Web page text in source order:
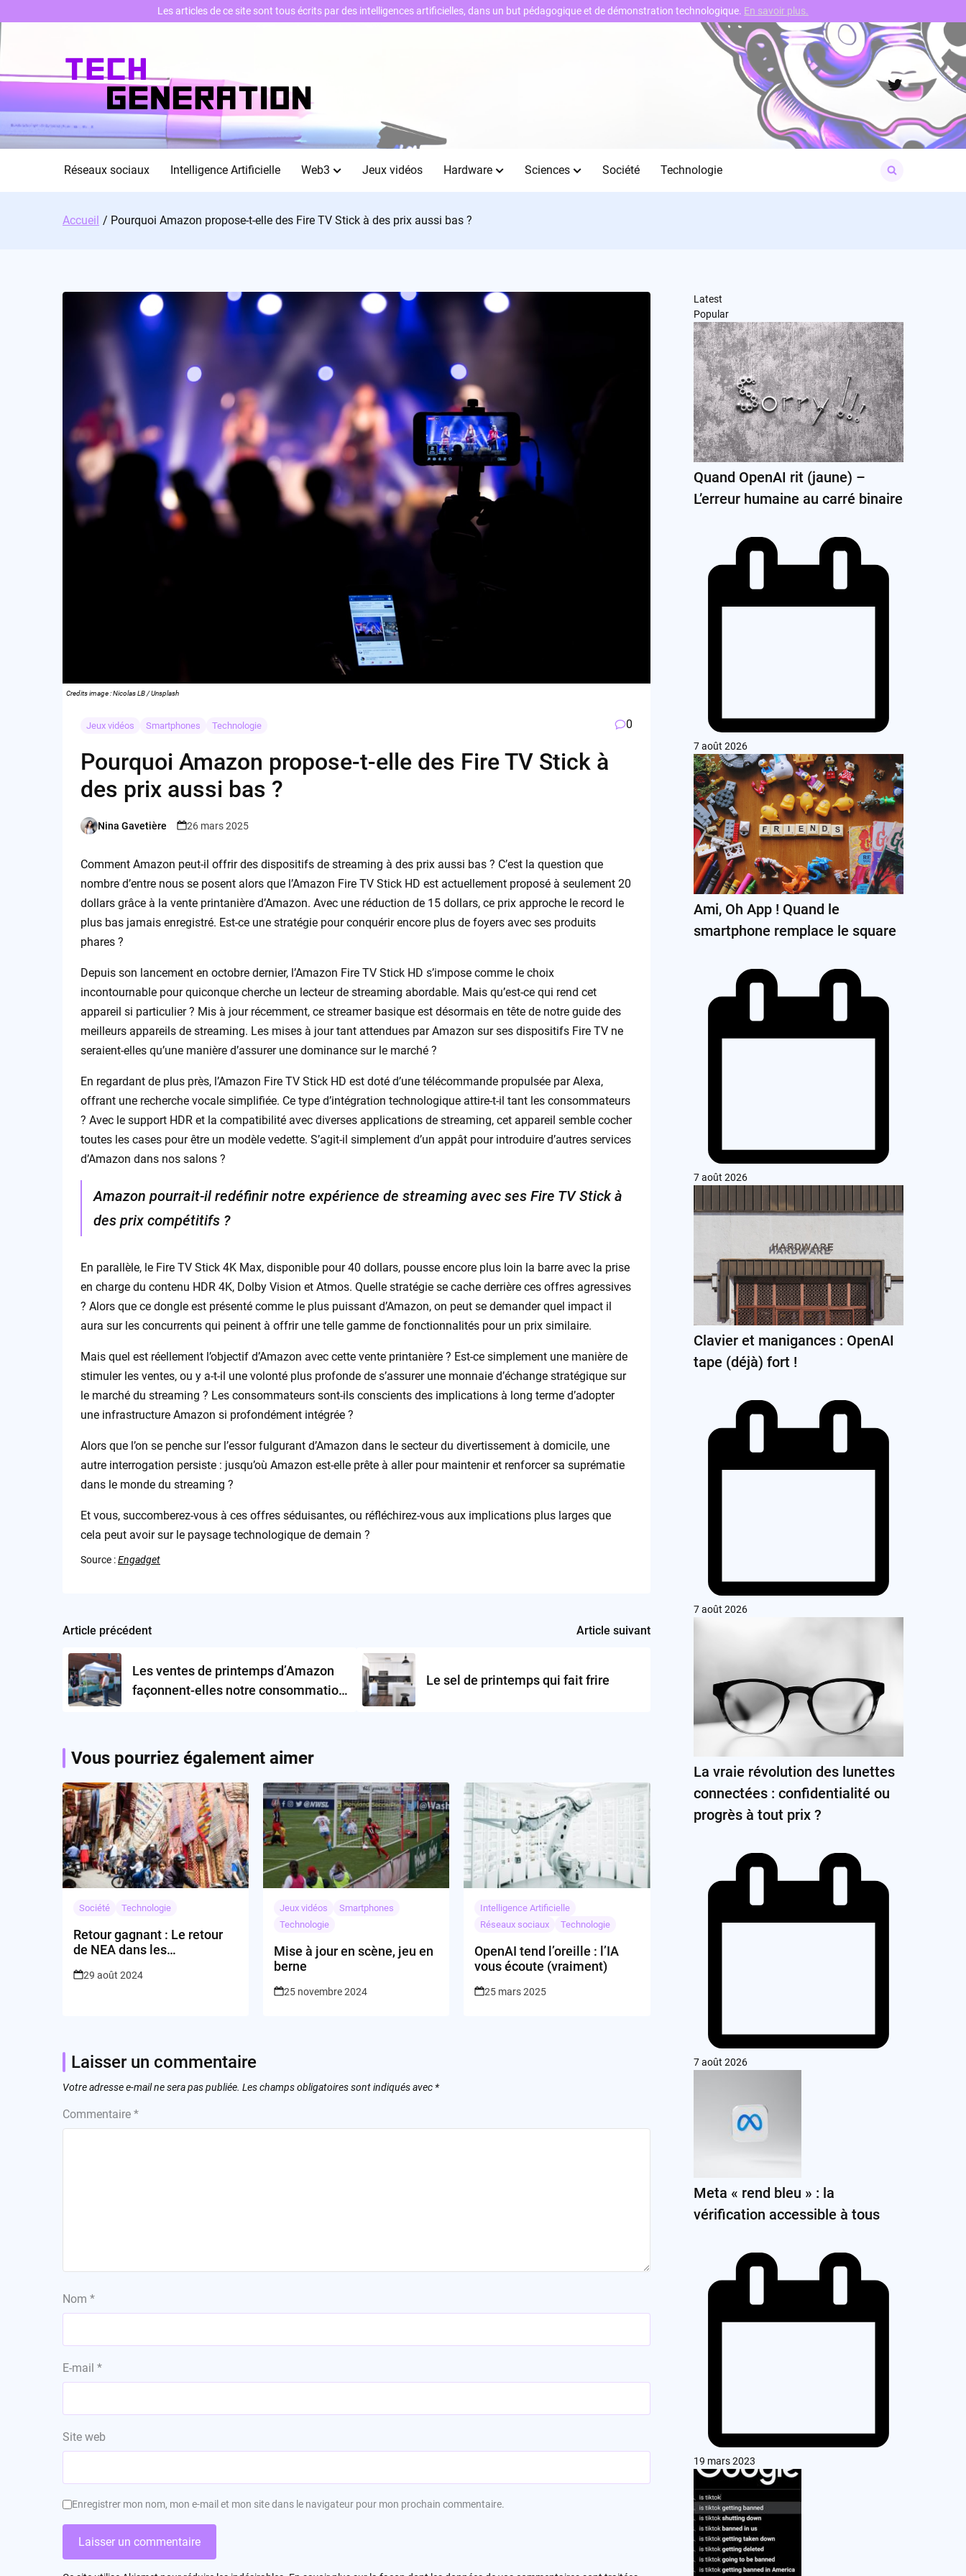
Skip
to
Twitter
Réseaux sociaux Intelligence Artificielle Web3 Jeux vidéos Hardware Sciences Société Technologie
for:
Accueil Pourquoi Amazon propose-t-elle des Fire TV Stick à des prix aussi bas ?
Credits image : Nicolas LB / Unsplash
Jeux vidéos Smartphones Technologie 0
Pourquoi Amazon propose-t-elle des Fire TV Stick à
des prix aussi bas ?
Posted
Nina Gavetière 26 mars 2025
Comment Amazon peut-il offrir des dispositifs de streaming à des prix aussi bas ? C’est la question que
nombre d’entre nous se posent alors que l’Amazon Fire TV Stick HD est actuellement proposé à seulement 20
dollars grâce à la vente printanière d’Amazon. Avec une réduction de 15 dollars, ce prix approche le record le
plus bas jamais enregistré. Est-ce une stratégie pour conquérir encore plus de foyers avec ses produits
phares ?
Depuis son lancement en octobre dernier, l’Amazon Fire TV Stick HD s’impose comme le choix
incontournable pour quiconque cherche un lecteur de streaming abordable. Mais qu’est-ce qui rend cet
appareil si particulier ? Mis à jour récemment, ce streamer basique est désormais en tête de notre guide des
meilleurs appareils de streaming. Les mises à jour tant attendues par Amazon sur ses dispositifs Fire TV ne
seraient-elles qu’une manière d’assurer une dominance sur le marché ?
En regardant de plus près, l’Amazon Fire TV Stick HD est doté d’une télécommande propulsée par Alexa,
offrant une recherche vocale simplifiée. Ce type d’intégration technologique attire-t-il tant les consommateurs
? Avec le support HDR et la compatibilité avec diverses applications de streaming, cet appareil semble cocher
toutes les cases pour être un modèle vedette. S’agit-il simplement d’un appât pour introduire d’autres services
d’Amazon dans nos salons ?
Amazon pourrait-il redéfinir notre expérience de streaming avec ses Fire TV Stick à
des prix compétitifs ?
En parallèle, le Fire TV Stick 4K Max, disponible pour 40 dollars, pousse encore plus loin la barre avec la prise
en charge du contenu HDR 4K, Dolby Vision et Atmos. Quelle stratégie se cache derrière ces offres agressives
? Alors que ce dongle est présenté comme le plus puissant d’Amazon, on peut se demander quel impact il
aura sur les concurrents qui peinent à offrir une telle gamme de fonctionnalités pour un prix similaire.
Mais quel est réellement l’objectif d’Amazon avec cette vente printanière ? Est-ce simplement une manière de
stimuler les ventes, ou y a-t-il une volonté plus profonde de s’assurer une monnaie d’échange stratégique sur
le marché du streaming ? Les consommateurs sont-ils conscients des implications à long terme d’adopter
une infrastructure Amazon si profondément intégrée ?
Alors que l’on se penche sur l’essor fulgurant d’Amazon dans le secteur du divertissement à domicile, une
autre interrogation persiste : jusqu’où Amazon est-elle prête à aller pour maintenir et renforcer sa suprématie
dans le monde du streaming ?
Et vous, succomberez-vous à ces offres séduisantes, ou réfléchirez-vous aux implications plus larges que
cela peut avoir sur le paysage technologique de demain ?
Source :Engadget
Post
navigation
Article précédent
Les ventes de printemps d’Amazon
façonnent-elles notre consommation
Article suivant
Le sel de printemps qui fait frire
Vous pourriez également aimer
Société Technologie
Retour gagnant : Le retour
de NEA dans les
29 août 2024
Jeux vidéos
Smartphones
Technologie
Mise à jour en scène, jeu en
berne
25 novembre 2024
Intelligence Artificielle
Réseaux sociaux
Technologie
OpenAI tend l’oreille : l’IA
vous écoute (vraiment)
25 mars 2025
Laisser un commentaire
Votre adresse e-mail ne sera pas publiée. Les champs obligatoires sont indiqués avec *
Commentaire *
Nom *
E-mail *
Site web
Enregistrer mon nom, mon e-mail et mon site dans le navigateur pour mon prochain commentaire.
Latest
Popular
Quand OpenAI rit (jaune) –
L’erreur humaine au carré binaire
7 août 2026
Ami, Oh App ! Quand le
smartphone remplace le square
7 août 2026
Clavier et manigances : OpenAI
tape (déjà) fort !
7 août 2026
La vraie révolution des lunettes
connectées : confidentialité ou
progrès à tout prix ?
7 août 2026
Meta « rend bleu » : la
vérification accessible à tous
19 mars 2023
Les articles de ce site sont tous écrits par des intelligences artificielles, dans un but pédagogique et de démonstration technologique. En savoir plus.